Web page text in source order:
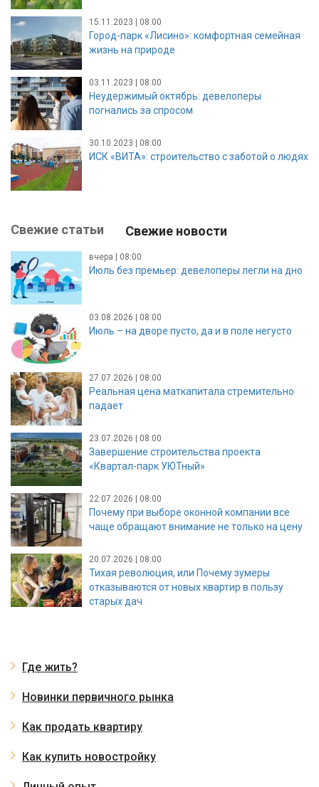
15.11.2023 | 08:00
Город-парк «Лисино»: комфортная семейная
жизнь на природе
03.11.2023 | 08:00
Неудержимый октябрь: девелоперы
погнались за спросом
30.10.2023 | 08:00
ИСК «ВИТА»: строительство с заботой о людях
Свежие статьи Свежие новости
вчера | 08:00
Июль без премьер: девелоперы легли на дно
03.08.2026 | 08:00
Июль – на дворе пусто, да и в поле негусто
27.07.2026 | 08:00
Реальная цена маткапитала стремительно
падает
23.07.2026 | 08:00
Завершение строительства проекта
«Квартал-парк УЮТный»
22.07.2026 | 08:00
Почему при выборе оконной компании все
чаще обращают внимание не только на цену
20.07.2026 | 08:00
Тихая революция, или Почему зумеры
отказываются от новых квартир в пользу
старых дач
Где жить?
Новинки первичного рынка
Как продать квартиру
Как купить новостройку